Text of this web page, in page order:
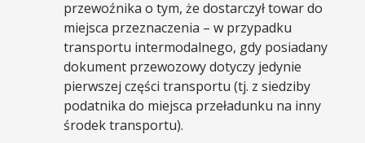
przewoźnika o tym, że dostarczył towar do
miejsca przeznaczenia – w przypadku
transportu intermodalnego, gdy posiadany
dokument przewozowy dotyczy jedynie
pierwszej części transportu (tj. z siedziby
podatnika do miejsca przeładunku na inny
środek transportu).